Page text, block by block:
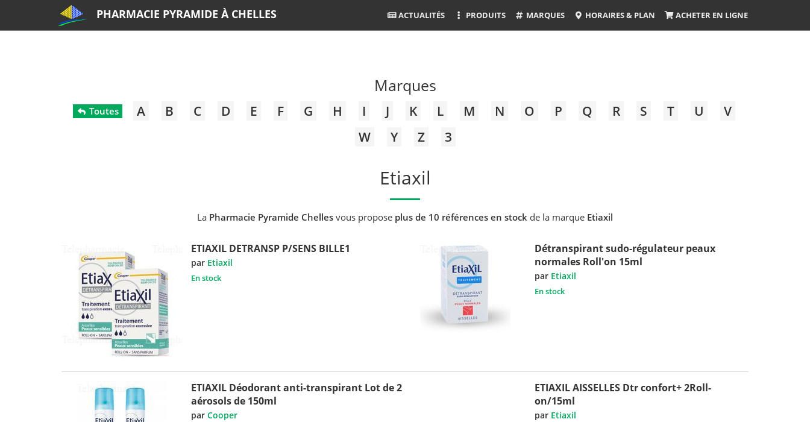
PHARMACIE PYRAMIDE À CHELLES ACTUALITÉS PRODUITS MARQUES HORAIRES & PLAN ACHETER EN LIGNE
Marques
Toutes A B C D E F G H I J K L M N O P Q R S T U
V
W
Y Z 3
Etiaxil
La Pharmacie Pyramide Chelles vous propose plus de 10 références en stock de la marque Etiaxil
ETIAXIL DETRANSP P/SENS BILLE1
par Etiaxil
En stock
Détranspirant sudo-régulateur peaux
normales Roll'on 15ml
par Etiaxil
En stock
ETIAXIL Déodorant anti-transpirant Lot de 2
aérosols de 150ml
par Cooper
ETIAXIL AISSELLES Dtr confort+ 2Roll-
on/15ml
par Etiaxil